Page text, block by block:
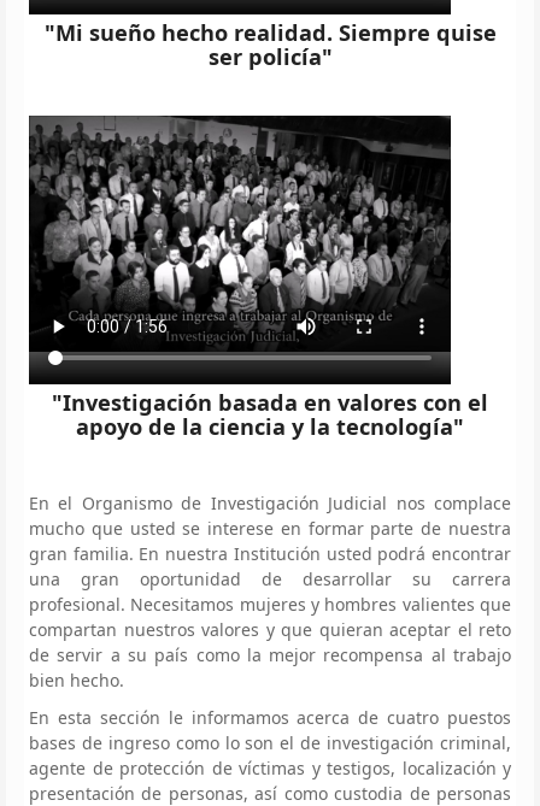
"Mi sueño hecho realidad. Siempre quise
ser policía"
"Investigación basada en valores con el
apoyo de la ciencia y la tecnología"
En el Organismo de Investigación Judicial nos complace
mucho que usted se interese en formar parte de nuestra
gran familia. En nuestra Institución usted podrá encontrar
una gran oportunidad de desarrollar su carrera
profesional. Necesitamos mujeres y hombres valientes que
compartan nuestros valores y que quieran aceptar el reto
de servir a su país como la mejor recompensa al trabajo
bien hecho.
En esta sección le informamos acerca de cuatro puestos
bases de ingreso como lo son el de investigación criminal,
agente de protección de víctimas y testigos, localización y
presentación de personas, así como custodia de personas